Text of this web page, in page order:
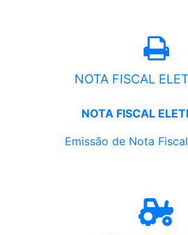
NOTA FISCAL
NOTA FISCAL
Emissão de Nota